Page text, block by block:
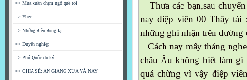
=> Mùa xuân chạm ngõ quê tôi
=> Phẹc..
=> Những điều đọng lại...
=> Duyên nghiệp
=> Phú Quốc du ký
=> CHIA SẺ: AN GIANG XƯA VÀ NAY
Thưa các bạn,sau
nay điệp viên 00 Thấy tái
những ghi nhận trên đường
Cách nay mấy tháng
châu Âu không biết làm gì
quá chừng vì vậy điệp